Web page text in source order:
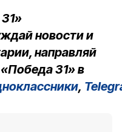
новости и
направляй
31» в
,